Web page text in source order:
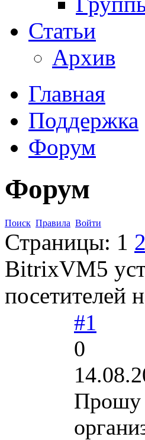
Статьи
Архив
Главная
Поддержка
Форум
Форум
Поиск Правила Войти
Страницы: 1 2
BitrixVM5
посетителей
#1
0
Прошу